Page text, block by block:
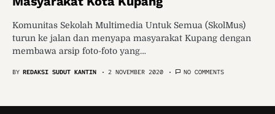
Komunitas Sekolah Multimedia Untuk Semua (SkolMus)
turun ke jalan dan menyapa masyarakat Kupang dengan
membawa arsip foto-foto yang…
BY REDAKSI SUDUT KANTIN 2 NOVEMBER 2020 NO COMMENTS